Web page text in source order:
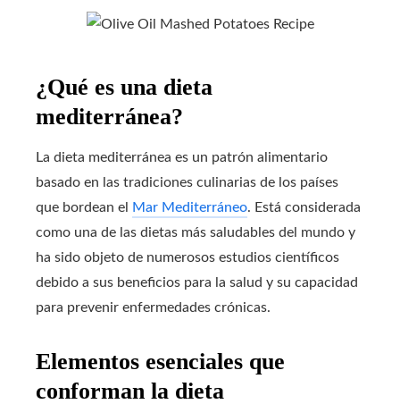
¿Qué es una dieta
mediterránea?
La dieta mediterránea es un patrón alimentario
basado en las tradiciones culinarias de los países
que bordean el
Mar Mediterráneo. Está considerada
como una de las dietas más saludables del mundo y
ha sido objeto de numerosos estudios científicos
debido a sus beneficios para la salud y su capacidad
para prevenir enfermedades crónicas.
Elementos esenciales que
conforman la dieta